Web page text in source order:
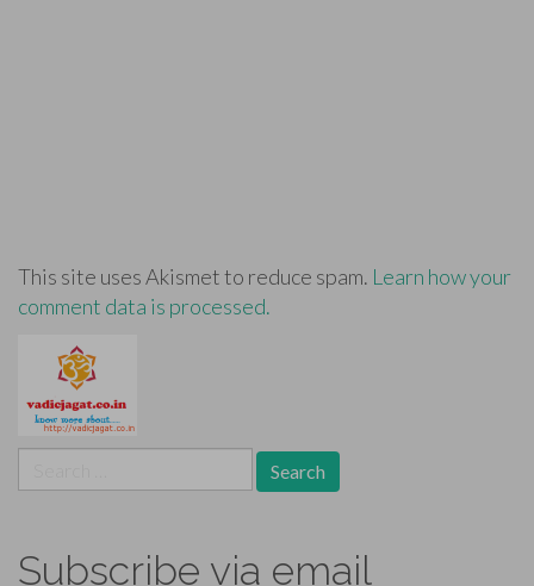
This site uses Akismet to reduce spam. Learn how your
comment data is processed.
for:
Subscribe via email